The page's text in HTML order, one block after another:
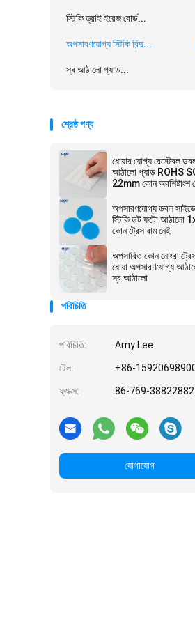
স্টিকি ড্রাই ইরেজ বোর্ড...
অপসারণযোগ্য স্টিকি বিন্দু...
স্ব আঠালো প্যাড...
শ্রেষ্ঠ পণ্য
ধোয়ার যোগ্য রেস্টেবল
আঠালো প্যাড ROHS
22mm কোন অবশিষ্টাংশ
অপসারণযোগ্য ডবল
স্টিকি ডট ফটো আঠালো
কোন ট্রেস বাম নেই
অপসারিত কোন নোংরা
ধোয়া অপসারণযোগ্য
স্ব আঠালো
পরিচিতি
পরিচিতি: Amy Lee
টেল: +86-
ফ্যাক্স: 86-769-38822882
যোগাযোগ